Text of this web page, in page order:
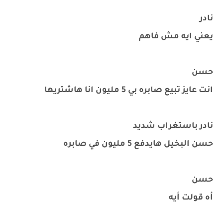
نادر
يعني ايه مش فاهم
حسن
انت عايز تبيع صابره بي 5 مليون انا هاشتريها
نادر باستغراب شديد
حسن البخيل هايدفع 5 مليون في صابره
حسن
أه قولت أيه